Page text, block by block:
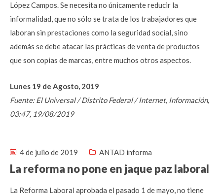
López Campos. Se necesita no únicamente reducir la
informalidad, que no sólo se trata de los trabajadores que
laboran sin prestaciones como la seguridad social, sino
además se debe atacar las prácticas de venta de productos
que son copias de marcas, entre muchos otros aspectos.
Lunes 19 de Agosto, 2019
Fuente: El Universal / Distrito Federal / Internet, Información,
03:47, 19/08/2019
4 de julio de 2019 ANTAD informa
La reforma no pone en jaque paz laboral
La Reforma Laboral aprobada el pasado 1 de mayo, no tiene